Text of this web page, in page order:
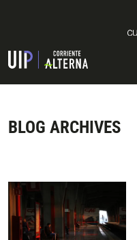
BLOG ARCHIVES